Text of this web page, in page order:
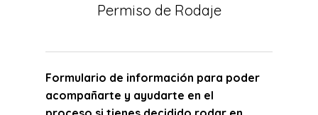
Permiso de Rodaje
Formulario de información para poder
acompañarte y ayudarte en el